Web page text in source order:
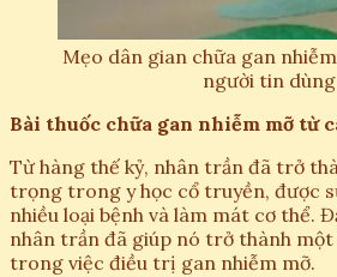
Mẹo dân gian chữa gan
người tin dùng
Bài thuốc chữa gan nhiễm mỡ từ
Từ hàng thế kỷ, nhân trần đã trở
trọng trong y học cổ truyền, được
nhiều loại bệnh và làm mát cơ thể.
nhân trần đã giúp nó trở thành một
trong việc điều trị gan nhiễm mỡ.